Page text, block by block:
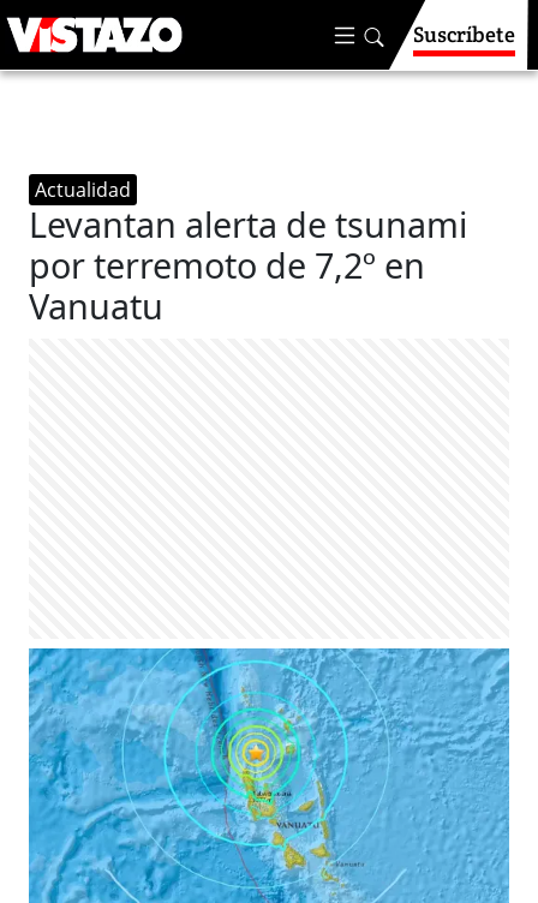
Suscríbete
Actualidad
Levantan alerta de tsunami
por terremoto de 7,2º en
Vanuatu